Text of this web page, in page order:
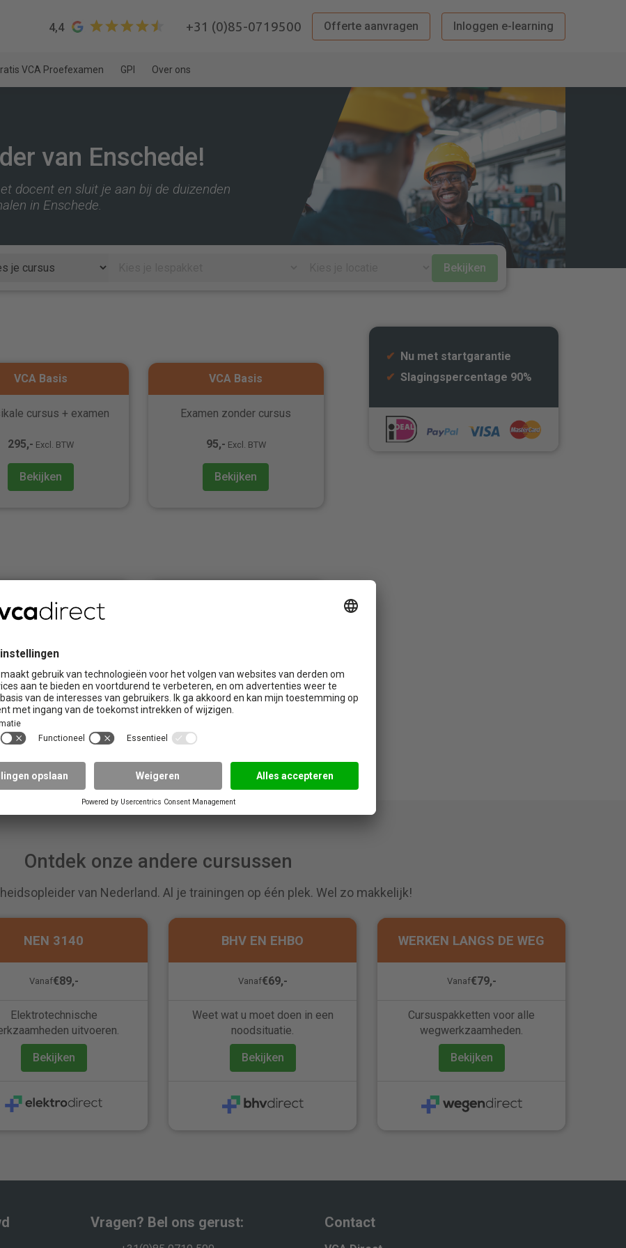
4,4 +31 (0)85-0719500 Offerte aanvragen Inloggen e-learning
VCA Proefexamen GPI Over ons
van Enschede!
docent en sluit je aan bij de duizenden
in Enschede.
Bekijken
VCA Basis
cursus + examen
295,- Excl. BTW
Bekijken
VCA Basis
Examen zonder cursus
95,- Excl. BTW
Bekijken
cursus + examen
295,- Excl. BTW
Bekijken Bekijken
✔ Nu met startgarantie
✔ Slagingspercentage 90%
Ontdek onze andere cursussen
van Nederland. Al je trainingen op één plek. Wel zo makkelijk!
NEN 3140
Vanaf€89,-
Elektrotechnische
uitvoeren.
Bekijken
BHV EN EHBO
Vanaf€69,-
Weet wat u moet doen in een
noodsituatie.
Bekijken
WERKEN LANGS DE WEG
Vanaf€79,-
Cursuspakketten voor alle
wegwerkzaamheden.
Bekijken
Vragen? Bel ons gerust: Contact